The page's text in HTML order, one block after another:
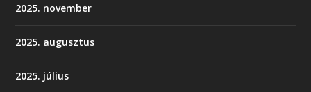
2025. november
2025. augusztus
2025. július